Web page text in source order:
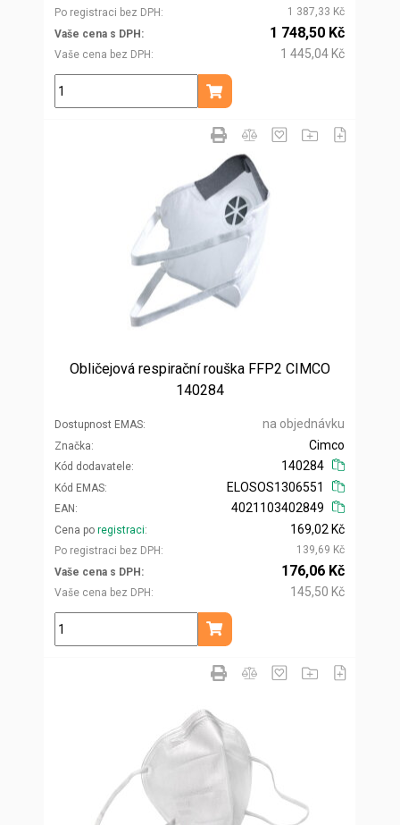
Po registraci bez DPH
1 387,33 Kč
Vaše cena s DPH
Vaše cena bez DPH
1 748,50 Kč
1 445,04 Kč
ks
Přidat do košíku
Obličejová respirační rouška FFP2 CIMCO
140284
Dostupnost EMAS na objednávku
Značka
Kód dodavatele
Cimco
140284
Kód EMAS
EAN
ELOSOS1306551
4021103402849
Cena po registraci
Po registraci bez DPH
169,02 Kč
139,69 Kč
Vaše cena s DPH
Vaše cena bez DPH
176,06 Kč
145,50 Kč
ks
Přidat do košíku